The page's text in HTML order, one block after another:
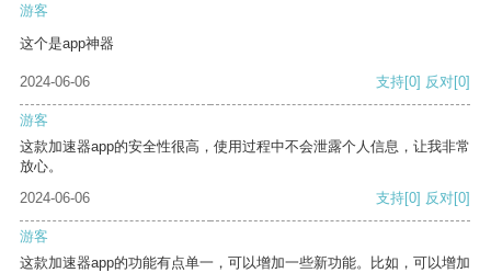
游客
这个是app神器
2024-06-06 支持[0] 反对[0]
游客
这款加速器app的安全性很高，使用过程中不会泄露个人信息，让我非常
放心。
2024-06-06
支持[0] 反对[0]
游客
这款加速器app的功能有点单一，可以增加一些新功能。比如，可以增加